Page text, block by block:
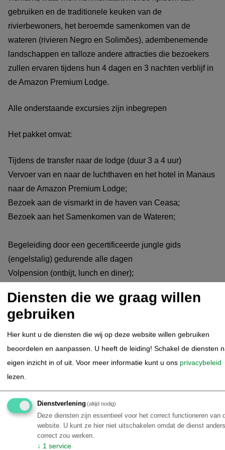
gebruiken en de traditionele keuken van de
rivierbewoners, het beroemde samenkomen van de
wateren (rivieren Negro en Solimões), adembenemende
landschappen en talloze andere attracties die bezoekers
zullen ervaren tijdens hun 4 dagen en 3 nachten verblijf in
de Amazon Premium Lodge.
Alle onderstaande excursies zijn inbegrepen
Het pakket omvat:
Tijdens de transfer naar de lodge (duur 3 a 4 uur)
Vervoer van en naar de luchthaven en het hotel in Manaus
naar de Amazon Premium Lodge;
Bezoek aan de vismarkt in de haven van Ceasa;
Bezoek aan het Samenkomen van de Wateren;
Begeleiding door een gecertificeerde jungle gids
(engelstalig) gedurende alle dagen
Volpension (ontbijt, lunch en diner);
aan de activiteiten wordt de exacte planning doorgenomen
van de dag erna );
Bezoek aan een rivierfamilie;
Natuur Observatie boottocht bij zonsopgang;
Natuur Observatie boottocht bij zonsondergang;
Ga op zoek naar de roze rivierdolfijnen (boto's) tijdens de
Diensten die we graag willen
gebruiken
Hier kunt u de diensten die wij op deze website willen gebruiken
beoordelen en aanpassen. U heeft de leiding! Schakel de diensten
eigen inzicht in of uit. Voor meer informatie kunt u ons privacybeleid
lezen.
Dienstverlening(altijd nodig)
Deze diensten zijn essentieel voor het correct functioneren van
website. U kunt ze hier niet uitschakelen omdat de dienst
correct zou werken.
↓ 1 service